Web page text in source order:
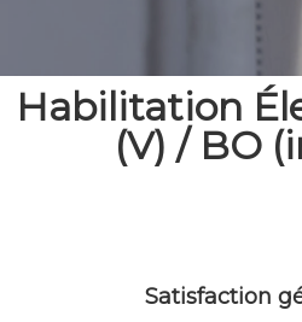
Habilitation
(V) / BO
Satisfaction